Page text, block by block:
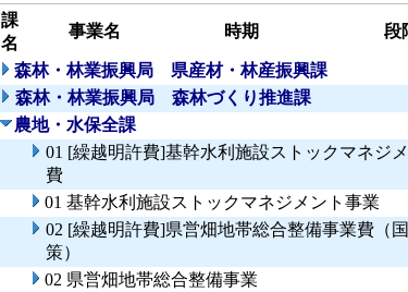
課
名
事業名 時期 段
森林・林業振興局 県産材・林産振興課
森林・林業振興局 森林づくり推進課
農地・水保全課
01 [繰越明許費]基幹水利施設ストックマネジ
費
01 基幹水利施設ストックマネジメント事業
02 [繰越明許費]県営畑地帯総合整備事業費（
策）
02 県営畑地帯総合整備事業